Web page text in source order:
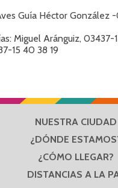
Guía Héctor González
Miguel Aránguiz,
15 40 38 19
NUESTRA CIUDAD
¿DÓNDE
¿CÓMO LLEGAR?
DISTANCIAS A LA